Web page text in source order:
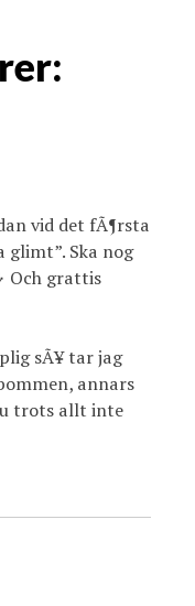
vid det fÃ¶rsta
glimt”. Ska nog
Och grattis
sÃ¥ tar jag
annars
trots allt inte